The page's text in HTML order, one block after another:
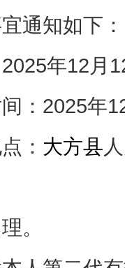
通知如下：
年12月
2025年
： 大方县
。